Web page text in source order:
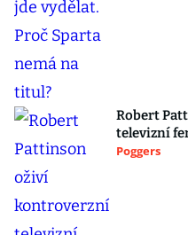
Robert
televizní
Poggers